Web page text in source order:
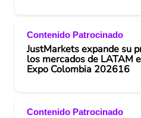
Contenido Patrocinado
JustMarkets expande su
los mercados de LATAM
Expo Colombia 202616
Contenido Patrocinado